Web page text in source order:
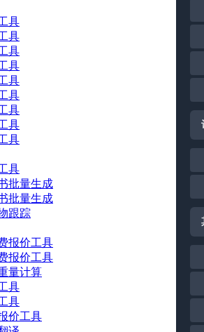
具
具
具
具
具
具
具
具
具
具
批量生成
批量生成
跟踪
报价工具
报价工具
量计算
具
具
价工具